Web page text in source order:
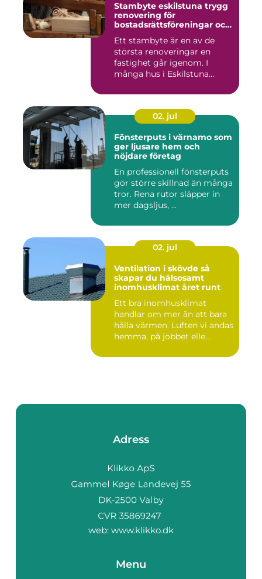
Stambyte eskilstuna trygg
renovering för
bostadsrättsföreningar och
Ett stambyte är en av de
största renoveringar en
fastighet går igenom. I
många hus i Eskilstuna
02. jul
Fönsterputs i värnamo som
ger ljusare hem och
nöjdare företag
En professionell fönsterputs
gör större skillnad än många
tror. Rena rutor släpper in
mer dagsljus, ...
02. jul
Ventilation i skövde så
skapar du hälsosamt
inomhusklimat året runt
Ett bra inomhusklimat
handlar om mer än att bara
hålla värmen. Luften vi andas
hemma, på jobbet elle...
Adress
web: www.klikko.dk
Menu